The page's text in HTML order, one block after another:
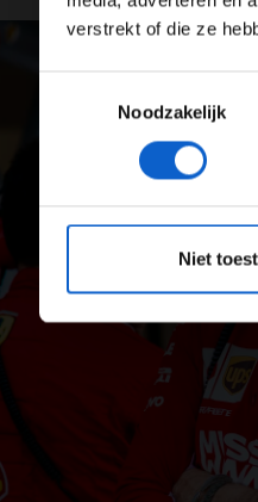
verstrekt of die ze
Noodzakelijk
Niet